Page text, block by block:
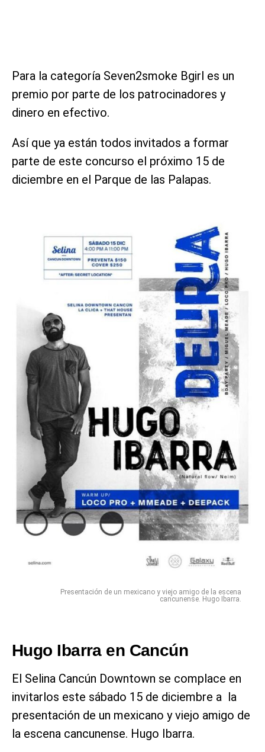
Para la categoría Seven2smoke Bgirl es un
premio por parte de los patrocinadores y
dinero en efectivo.
Así que ya están todos invitados a formar
parte de este concurso el próximo 15 de
diciembre en el Parque de las Palapas.
Presentación de un mexicano y viejo amigo de la escena
cancunense. Hugo Ibarra.
Hugo Ibarra en Cancún
El Selina Cancún Downtown se complace en
invitarlos este sábado 15 de diciembre a la
presentación de un mexicano y viejo amigo de
la escena cancunense. Hugo Ibarra.